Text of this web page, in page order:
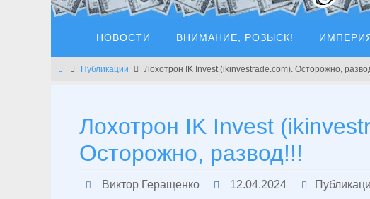
НОВОСТИ ВНИМАНИЕ, РОЗЫСК!
Главная
Публикации Лохотрон IK Invest (ikinvestrade.com). Осторожно,
Лохотрон IK Invest
Осторожно, развод!!!
Виктор Геращенко 12.04.2024